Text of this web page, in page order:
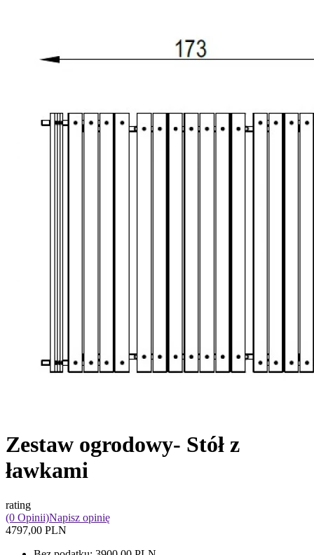
Zestaw ogrodowy- Stół z
ławkami
rating
(0 Opinii)Napisz opinię
4797,00 PLN